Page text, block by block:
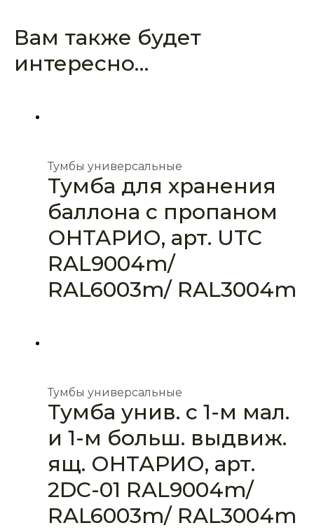
Вам также будет
интересно…
Тумбы универсальные
Тумба для хранения
баллона с пропаном
ОНТАРИО, арт. UTC
RAL9004m/
RAL6003m/ RAL3004m
Тумбы универсальные
Тумба унив. с 1-м мал.
и 1-м больш. выдвиж.
ящ. ОНТАРИО, арт.
2DC-01 RAL9004m/
RAL6003m/ RAL3004m